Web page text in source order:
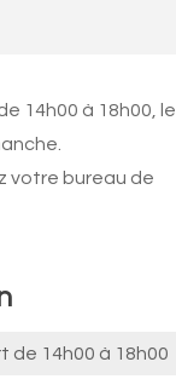
14h00 à 18h00, le
votre bureau de
de 14h00 à 18h00